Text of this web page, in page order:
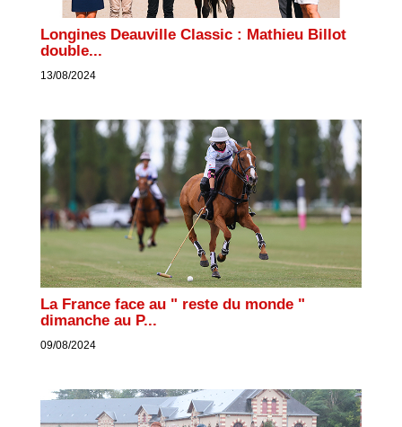
Longines Deauville Classic : Mathieu Billot
double...
13/08/2024
La France face au " reste du monde "
dimanche au P...
09/08/2024